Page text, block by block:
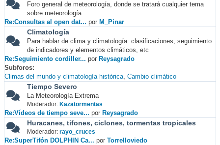
Foro general de meteorología, donde se tratará cualquier tema
sobre meteorología.
Re:Consultas al open dat... por M_Pinar
Climatología
Para hablar de clima y climatología: clasificaciones, seguimiento
de indicadores y elementos climáticos, etc
Re:Seguimiento cordiller... por Reysagrado
Subforos
Climas del mundo y climatología histórica Cambio climático
Tiempo Severo
La Meteorología Extrema
Moderador: Kazatormentas
Re:Vídeos de tiempo seve... por Reysagrado
Huracanes, tifones, ciclones, tormentas tropicales
Moderador: rayo_cruces
Re:SuperTifón DOLPHIN Ca... por Torrelloviedo